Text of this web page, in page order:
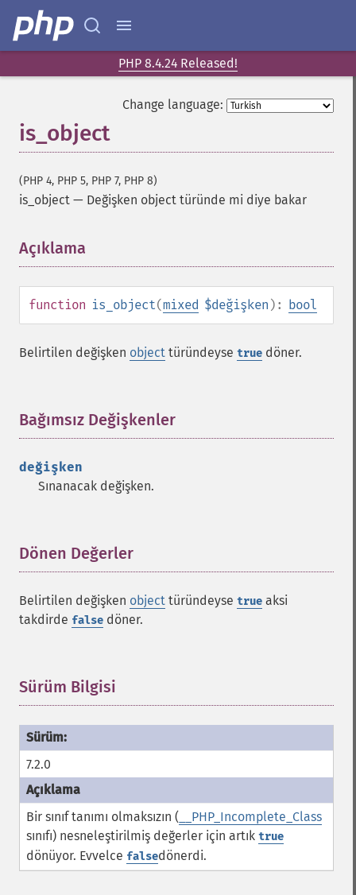
PHP 8.4.24 Released!
Change language:
is_object
(PHP 4, PHP 5, PHP 7, PHP 8)
is_object — Değişken object türünde mi diye bakar
Açıklama
function is_object(mixed $değişken ): bool
Belirtilen değişken object türündeyse true döner.
Bağımsız Değişkenler
değişken
Sınanacak değişken.
Dönen Değerler
Belirtilen değişken object türündeyse true aksi
takdirde false döner.
Sürüm Bilgisi
7.2.0
Bir sınıf tanımı olmaksızın ( __PHP_Incomplete_Class
sınıfı) nesneleştirilmiş değerler için artık true
dönüyor. Evvelce falsedönerdi.